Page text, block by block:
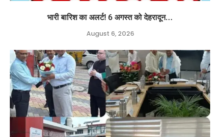
भारी बारिश का अलर्ट! 6 अगस्त को देहरादून...
August 6, 2026